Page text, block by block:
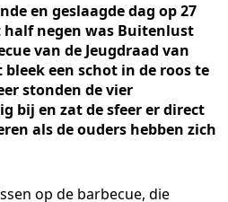
en geslaagde dag op 27
negen was Buitenlust
van de Jeugdraad van
een schot in de roos te
stonden de vier
bij en zat de sfeer er direct
als de ouders hebben zich
op de barbecue, die